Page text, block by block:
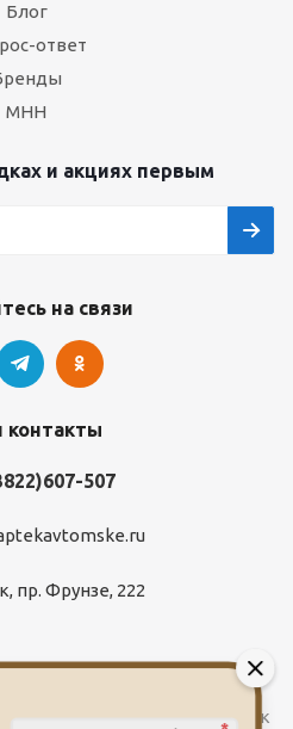
Блог
ответ
МНН
и акциях первым
на связи
контакты
507
пр. Фрунзе, 222
лекарств от сети аптек